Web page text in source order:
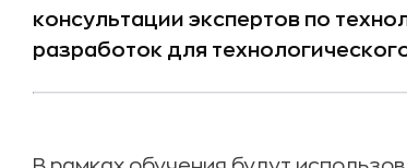
консультации экспертов по
разработок для